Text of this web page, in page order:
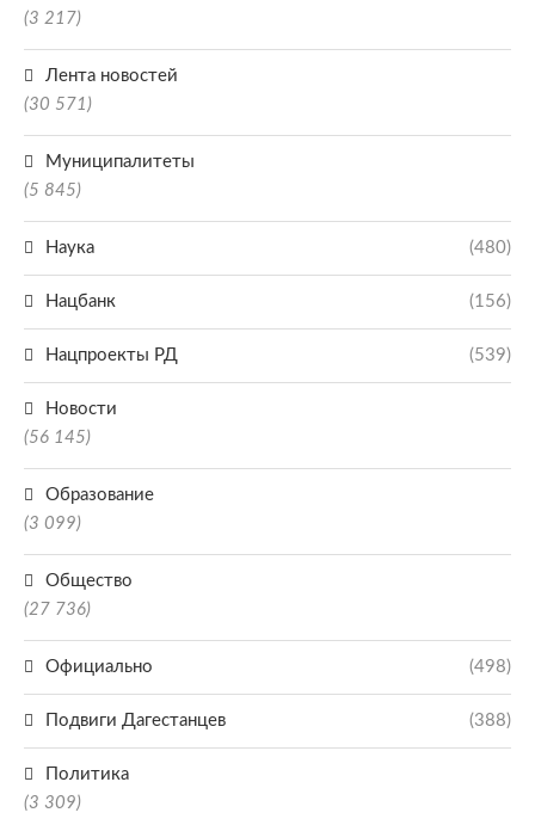
(3 217)
Лента новостей
(30 571)
Муниципалитеты
(5 845)
Наука (480)
Нацбанк (156)
Нацпроекты РД (539)
Новости
(56 145)
Образование
(3 099)
Общество
(27 736)
Официально (498)
Подвиги Дагестанцев (388)
Политика
(3 309)